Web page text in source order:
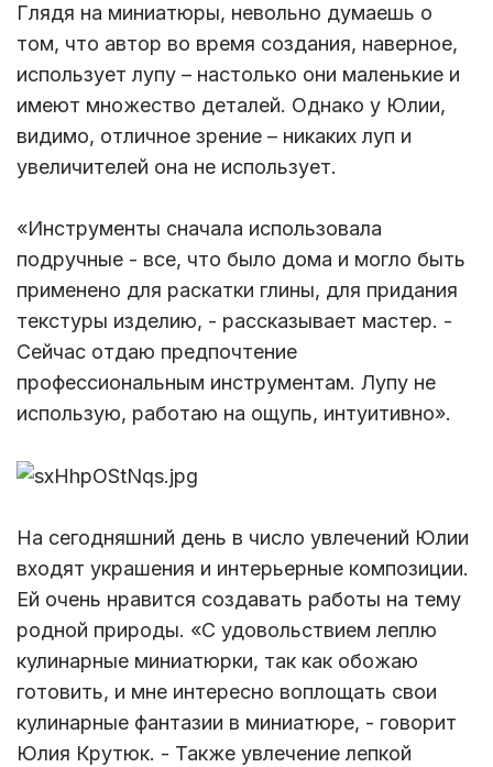
Глядя на миниатюры, невольно думаешь о
том, что автор во время создания, наверное,
использует лупу – настолько они маленькие и
имеют множество деталей. Однако у Юлии,
видимо, отличное зрение – никаких луп и
увеличителей она не использует.
«Инструменты сначала использовала
подручные - все, что было дома и могло быть
применено для раскатки глины, для придания
текстуры изделию, - рассказывает мастер. -
Сейчас отдаю предпочтение
профессиональным инструментам. Лупу не
использую, работаю на ощупь, интуитивно».
На сегодняшний день в число увлечений Юлии
входят украшения и интерьерные композиции.
Ей очень нравится создавать работы на тему
родной природы. «С удовольствием леплю
кулинарные миниатюрки, так как обожаю
готовить, и мне интересно воплощать свои
кулинарные фантазии в миниатюре, - говорит
Юлия Крутюк. - Также увлечение лепкой